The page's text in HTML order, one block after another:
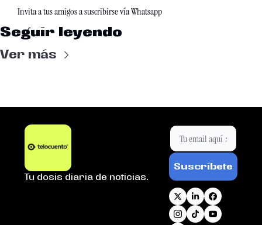
Invita a tus amigos a suscribirse vía Whatsapp
Seguir leyendo
Ver más
Tu dosis diaria de noticias.
Suscríbete